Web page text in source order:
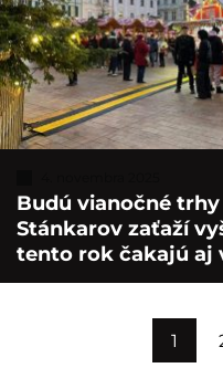
Budú vianočné
Stánkarov zaťaží
tento rok čakajú aj
1